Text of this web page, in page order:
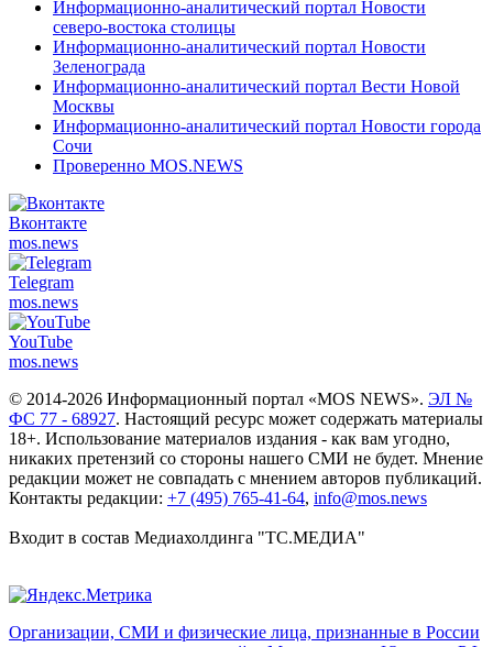
Информационно-аналитический портал Новости
северо-востока столицы
Информационно-аналитический портал Новости
Зеленограда
Информационно-аналитический портал Вести Новой
Москвы
Информационно-аналитический портал Новости города
Сочи
Проверенно MOS.NEWS
Вконтакте
mos.news
Telegram
mos.news
YouTube
mos.news
© 2014-2026 Информационный портал «MOS NEWS». ЭЛ №
ФС 77 - 68927. Настоящий ресурс может содержать материалы
18+. Использование материалов издания - как вам угодно,
никаких претензий со стороны нашего СМИ не будет. Мнение
редакции может не совпадать с мнением авторов публикаций.
Контакты редакции: +7 (495) 765-41-64, info@mos.news
Входит в состав Медиахолдинга "ТС.МЕДИА"
Организации, СМИ и физические лица, признанные в России